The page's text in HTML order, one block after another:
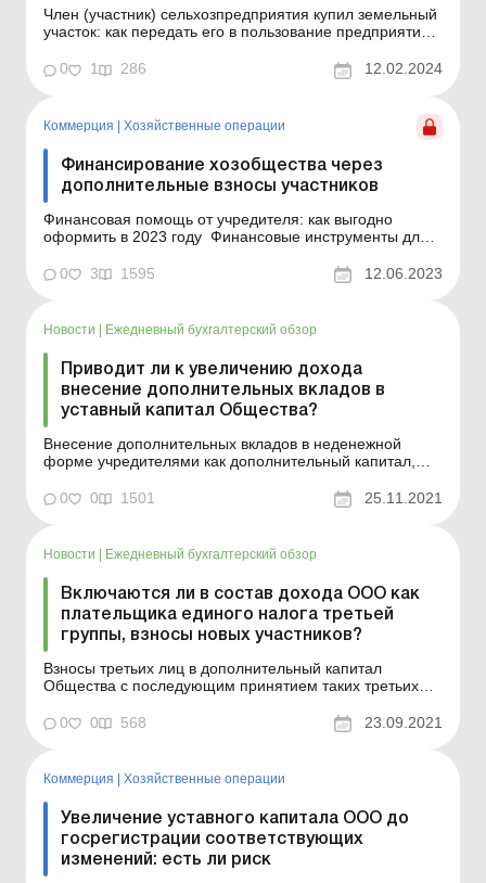
Член (участник) сельхозпредприятия купил земельный
участок: как передать его в пользование предприятию
для загрузки ...
0 1 286 12.02.2024
Коммерция | Хозяйственные операции
Финансирование хозобщества через
дополнительные взносы участников
Финансовая помощь от учредителя: как выгодно
оформить в 2023 году Финансовые инструменты для
допвзносов в бухучете и финотчетности
Дополнительный взнос объединяет в себе элемент
является безвозврат...
0 3 1595 12.06.2023
Новости | Ежедневный бухгалтерский обзор
Приводит ли к увеличению дохода
внесение дополнительных вкладов в
уставный капитал Общества?
Внесение дополнительных вкладов в неденежной
форме учредителями как дополнительный капитал,
включаются в состав дохода плательщика единого
налога третьей группы (юридического лица), при
ПОДАТКОВА СЛУЖБА УКР...
0 0 1501 25.11.2021
Новости Ежедневный бухгалтерский обзор
Включаются ли в состав дохода ООО как
плательщика единого налога третьей
группы, взносы новых участников?
Взносы третьих лиц в дополнительный капитал
Общества с последующим принятием таких третьих
уставном капитале не включаются в состав дохода
плательщика единого налога третьей группы
СЛУЖБА УКРАЇНИ ІНДИВІДУАЛЬНА ПОД...
0 0 568 23.09.2021
Коммерция Хозяйственные операции
Увеличение уставного капитала ООО до
госрегистрации соответствующих
изменений: есть ли риск